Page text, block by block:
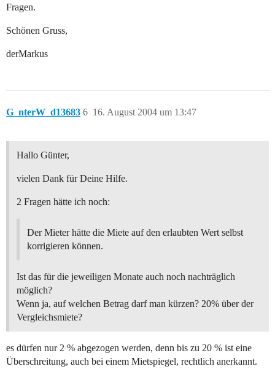
Fragen.
Schönen Gruss,
derMarkus
G_nterW_d13683 16. August 2004 um 13:47
6
Hallo Günter,
vielen Dank für Deine Hilfe.
2 Fragen hätte ich noch:
Der Mieter hätte die Miete auf den erlaubten Wert selbst
korrigieren können.
Ist das für die jeweiligen Monate auch noch nachträglich
möglich?
Wenn ja, auf welchen Betrag darf man kürzen? 20% über der
Vergleichsmiete?
es dürfen nur 2 % abgezogen werden, denn bis zu 20 % ist eine
Überschreitung, auch bei einem Mietspiegel, rechtlich anerkannt.